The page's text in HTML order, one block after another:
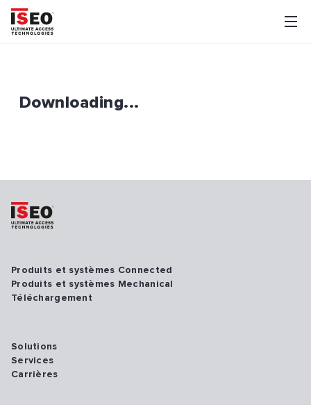
Downloading...
Produits et systèmes Connected
Produits et systèmes Mechanical
Téléchargement
Solutions
Services
Carrières